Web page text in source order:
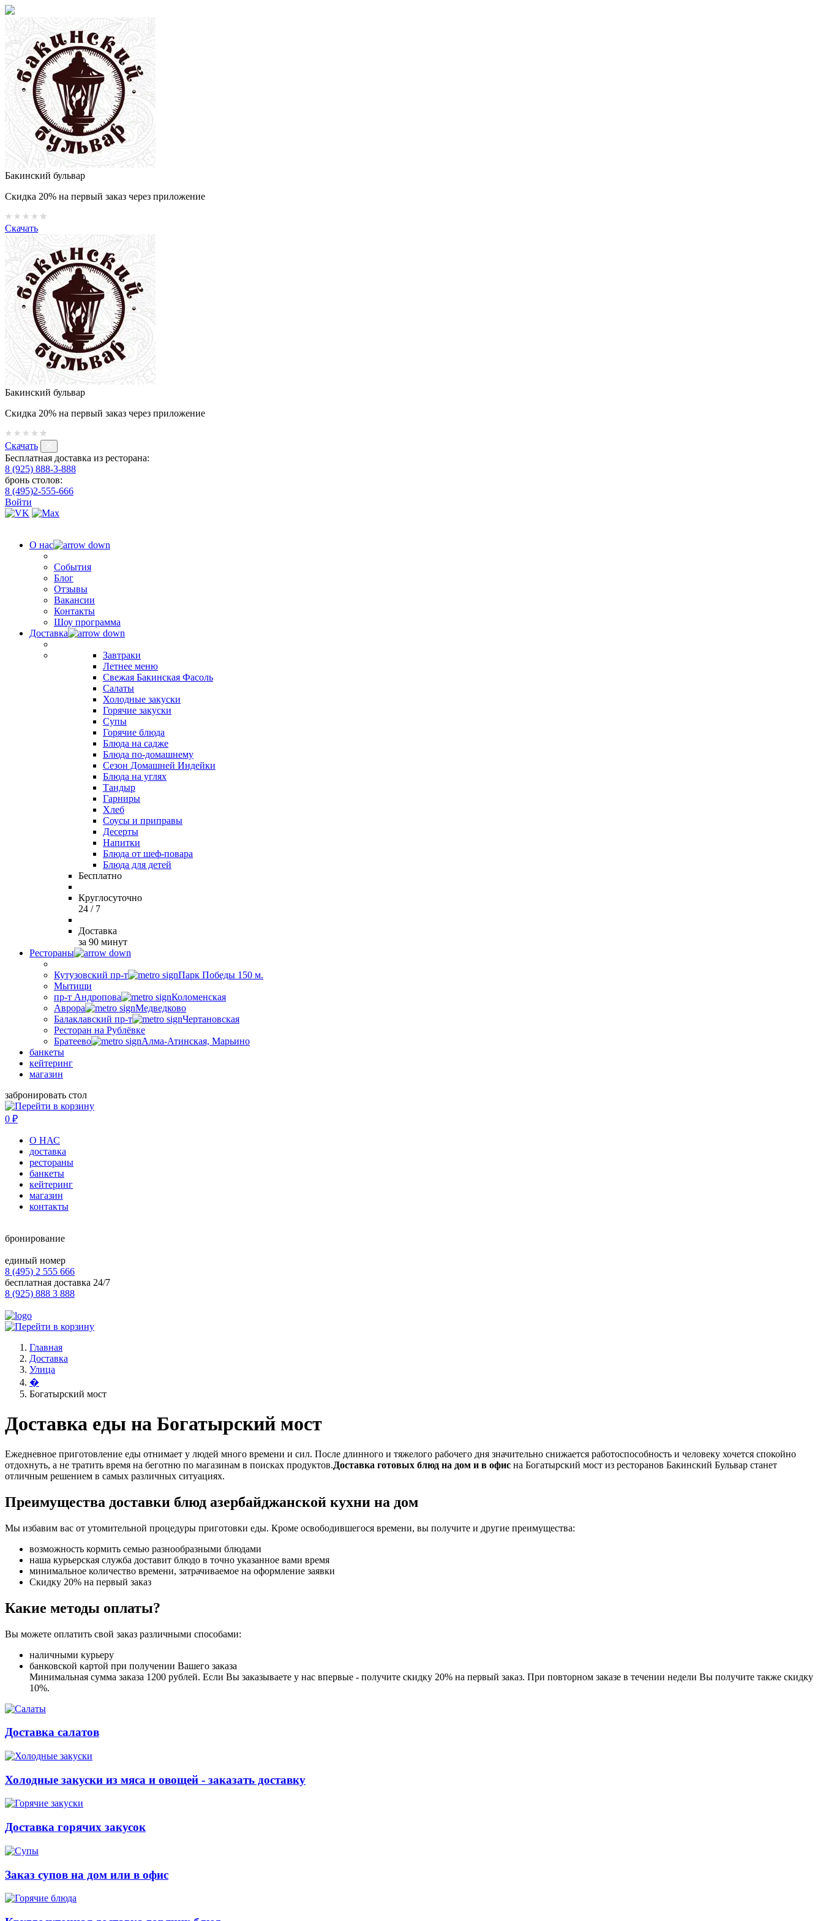
Бакинский бульвар
Скидка 20% на первый заказ через приложение
Скачать
Бакинский бульвар
Скидка 20% на первый заказ через приложение
Скачать
Бесплатная доставка из ресторана:
8 (925) 888-3-888
бронь столов:
8 (495)2-555-666
Войти
О нас
События
Блог
Отзывы
Вакансии
Контакты
Шоу программа
Доставка
Завтраки
Летнее меню
Свежая Бакинская Фасоль
Салаты
Холодные закуски
Горячие закуски
Супы
Горячие блюда
Блюда на садже
Блюда по-домашнему
Сезон Домашней Индейки
Блюда на углях
Тандыр
Гарниры
Хлеб
Соусы и приправы
Десерты
Напитки
Блюда от шеф-повара
Блюда для детей
Бесплатно
Круглосуточно
24 / 7
Доставка
за 90 минут
Рестораны
Кутузовский пр-т
Парк Победы 150 м.
Мытищи
пр-т Андропова
Коломенская
Аврора
Медведково
Балаклавский пр-т
Чертановская
Ресторан на Рублёвке
Братеево
Алма-Атинская, Марьино
банкеты
кейтеринг
магазин
забронировать стол
0 ₽
О НАС
доставка
рестораны
банкеты
кейтеринг
магазин
контакты
бронирование
единый номер
8 (495) 2 555 666
бесплатная доставка 24/7
8 (925) 888 3 888
Главная
Доставка
Улица
�
Богатырский мост
Доставка еды на Богатырский мост
Ежедневное приготовление еды отнимает у людей много времени и сил. После длинного и тяжелого рабочего дня значительно снижается работоспособность и человеку хочется спокойно
отдохнуть, а не тратить время на беготню по магазинам в поисках продуктов.Доставка готовых блюд на дом и в офис на Богатырский мост из ресторанов Бакинский Бульвар станет
отличным решением в самых различных ситуациях.
Преимущества доставки блюд азербайджанской кухни на дом
Мы избавим вас от утомительной процедуры приготовки еды. Кроме освободившегося времени, вы получите и другие преимущества:
возможность кормить семью разнообразными блюдами
наша курьерская служба доставит блюдо в точно указанное вами время
минимальное количество времени, затрачиваемое на оформление заявки
Скидку 20% на первый заказ
Какие методы оплаты?
Вы можете оплатить свой заказ различными способами:
наличными курьеру
банковской картой при получении Вашего заказа
Минимальная сумма заказа 1200 рублей. Если Вы заказываете у нас впервые - получите скидку 20% на первый заказ. При повторном заказе в течении недели Вы получите также скидку
10%.
Доставка салатов
Холодные закуски из мяса и овощей - заказать доставку
Доставка горячих закусок
Заказ супов на дом или в офис